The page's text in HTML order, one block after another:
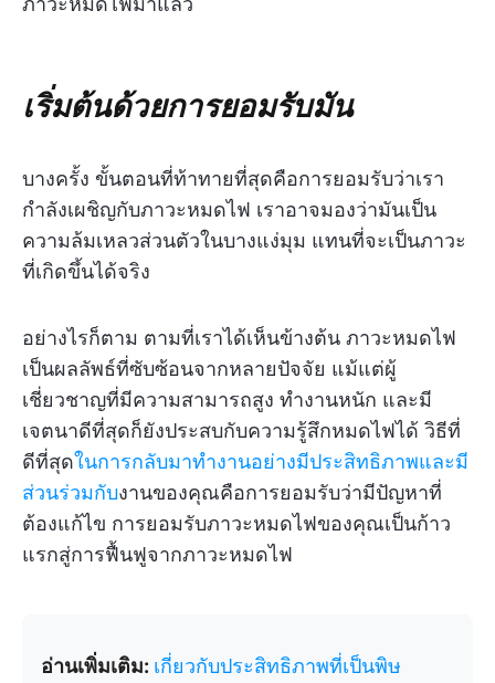
เริ่มต้นด้วยการยอมรับมัน
บางครั้ง ขั้นตอนที่ท้าทายที่สุดคือการยอมรับว่าเรา
กำลังเผชิญกับภาวะหมดไฟ เราอาจมองว่ามันเป็น
ความล้มเหลวส่วนตัวในบางแง่มุม แทนที่จะเป็นภาวะ
ที่เกิดขึ้นได้จริง
อย่างไรก็ตาม ตามที่เราได้เห็นข้างต้น ภาวะหมดไฟ
เป็นผลลัพธ์ที่ซับซ้อนจากหลายปัจจัย แม้แต่ผู้
เชี่ยวชาญที่มีความสามารถสูง ทำงานหนัก และมี
เจตนาดีที่สุดก็ยังประสบกับความรู้สึกหมดไฟได้ วิธีที่
ดีที่สุดในการกลับมาทำงานอย่างมีประสิทธิภาพและมี
ส่วนร่วมกับงานของคุณคือการยอมรับว่ามีปัญหาที่
ต้องแก้ไข การยอมรับภาวะหมดไฟของคุณเป็นก้าว
แรกสู่การฟื้นฟูจากภาวะหมดไฟ
อ่านเพิ่มเติม: เกี่ยวกับประสิทธิภาพที่เป็นพิษ